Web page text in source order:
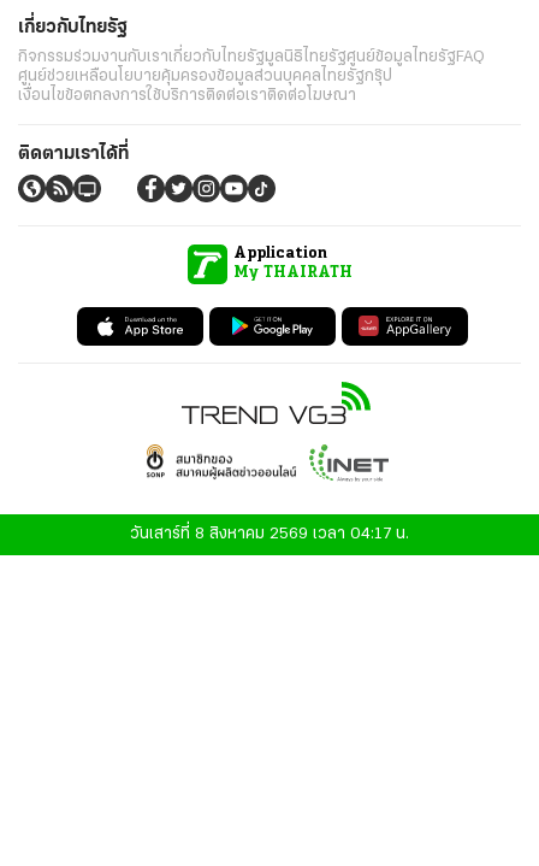
เกี่ยวกับไทยรัฐ
กิจกรรมร่วมงานกับเราเกี่ยวกับไทยรัฐมูลนิธิไทยรัฐศูนย์ข้อมูลไทยรัฐFAQ
ศูนย์ช่วยเหลือนโยบายคุ้มครองข้อมูลส่วนบุคคลไทยรัฐกรุ๊ป
เงื่อนไขข้อตกลงการใช้บริการติดต่อเราติดต่อโฆษณา
ติดตามเราได้ที่
Application
My THAIRATH
วันเสาร์ที่ 8 สิงหาคม 2569 เวลา 04:17 น.